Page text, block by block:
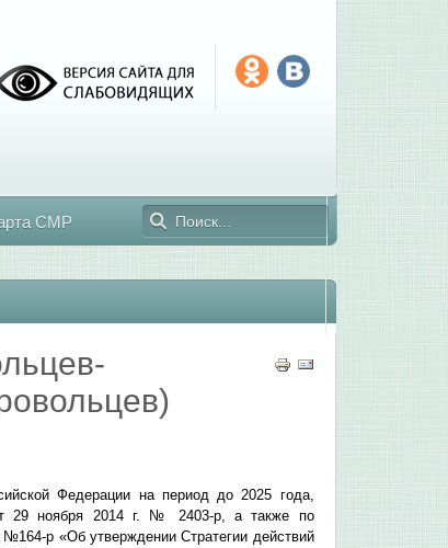
СМР
Федерации на период до 2025 года,
29 ноября 2014 г. № 2403-р, а также по
р «Об утверждении Стратегии действий